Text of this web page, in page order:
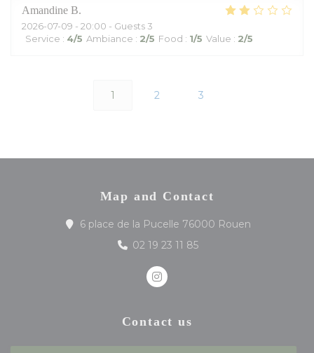
Amandine B
2026-07-09 - 20:00 - Guests 3
Service : 4/5 Ambiance : 2/5 Food : 1/5 Value : 2/5
1 2 3
Map and Contact
6 place de la Pucelle 76000 Rouen((opens in a
02 19 23 11 85
Instagram ((opens in a new
Contact us